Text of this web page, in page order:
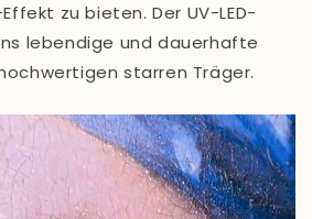
zu bieten. Der UV-LED-
lebendige und dauerhafte
starren Träger.